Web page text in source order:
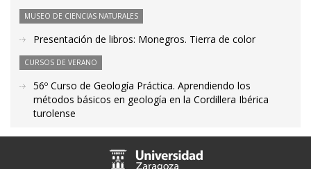
MUSEO DE CIENCIAS NATURALES
Presentación de libros: Monegros. Tierra de color
CURSOS DE VERANO
56º Curso de Geología Práctica. Aprendiendo los
métodos básicos en geología en la Cordillera Ibérica
turolense